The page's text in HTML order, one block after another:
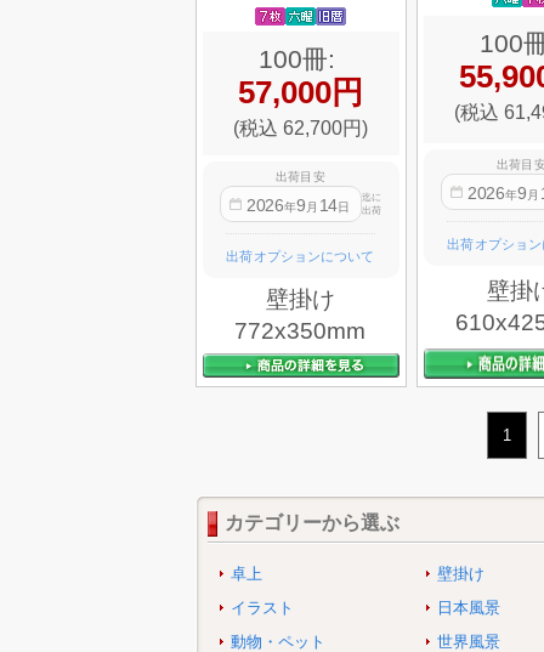
100冊:
57,000円
(税込 62,700円)
出荷目安
2026年9 月 14日
迄に
出荷
出荷オプションについて
壁掛け
772x350mm
100
(税込
出荷目
2026年9 月
出荷オプショ
壁掛
1
カテゴリーから選ぶ
卓上
壁掛け
イラスト
日本風景
動物・ペット
世界風景